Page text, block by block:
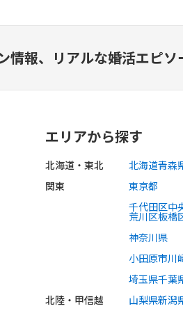
情報、 リアルな婚活エピソ
エリアから探す
北海道・東北 北海道青森
関東
東京都
千代田区中
荒川区板橋
神奈川県
小田原市川
埼玉県千葉
北陸・甲信越
山梨県新潟